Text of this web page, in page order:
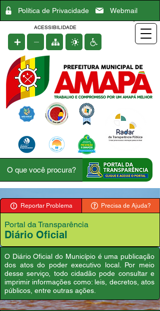
Política de Privacidade Webmail
ACESSIBILIDADE
Reportar Problema Precisa de Ajuda?
Portal da Transparência
Diário Oficial
O Diário Oficial do Município é uma publicação
dos atos do poder executivo local. Por meio
desse serviço, todo cidadão pode consultar e
imprimir informações como: leis, decretos, atos
públicos, entre outras ações.